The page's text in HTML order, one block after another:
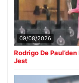
09/08/2026
Rodrigo De
Jest